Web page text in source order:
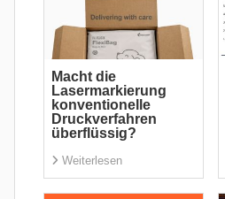
Macht die
Lasermarkierung
konventionelle
Druckverfahren
überflüssig?
Weiterlesen